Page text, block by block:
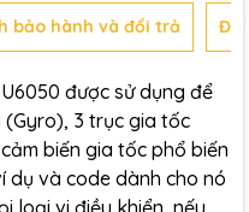
bảo hành và đổi trả
được sử dụng để
3 trục gia tốc
biến gia tốc phổ biến
dụ và code dành cho nó
loại vi điều khiển, nếu